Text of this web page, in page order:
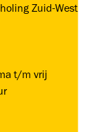
Zuid-West
t/m vrij